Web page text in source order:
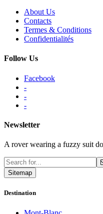
About Us
Contacts
Termes & Conditions
Confidentialités
Follow Us
Facebook
-
-
-
Newsletter
A rover wearing a fuzzy suit
Sitemap
Destination